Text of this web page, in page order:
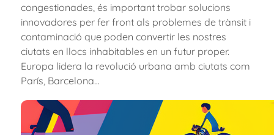
congestionades, és important trobar solucions
innovadores per fer front als problemes de trànsit i
contaminació que poden convertir les nostres
ciutats en llocs inhabitables en un futur proper.
Europa lidera la revolució urbana amb ciutats com
París, Barcelona…